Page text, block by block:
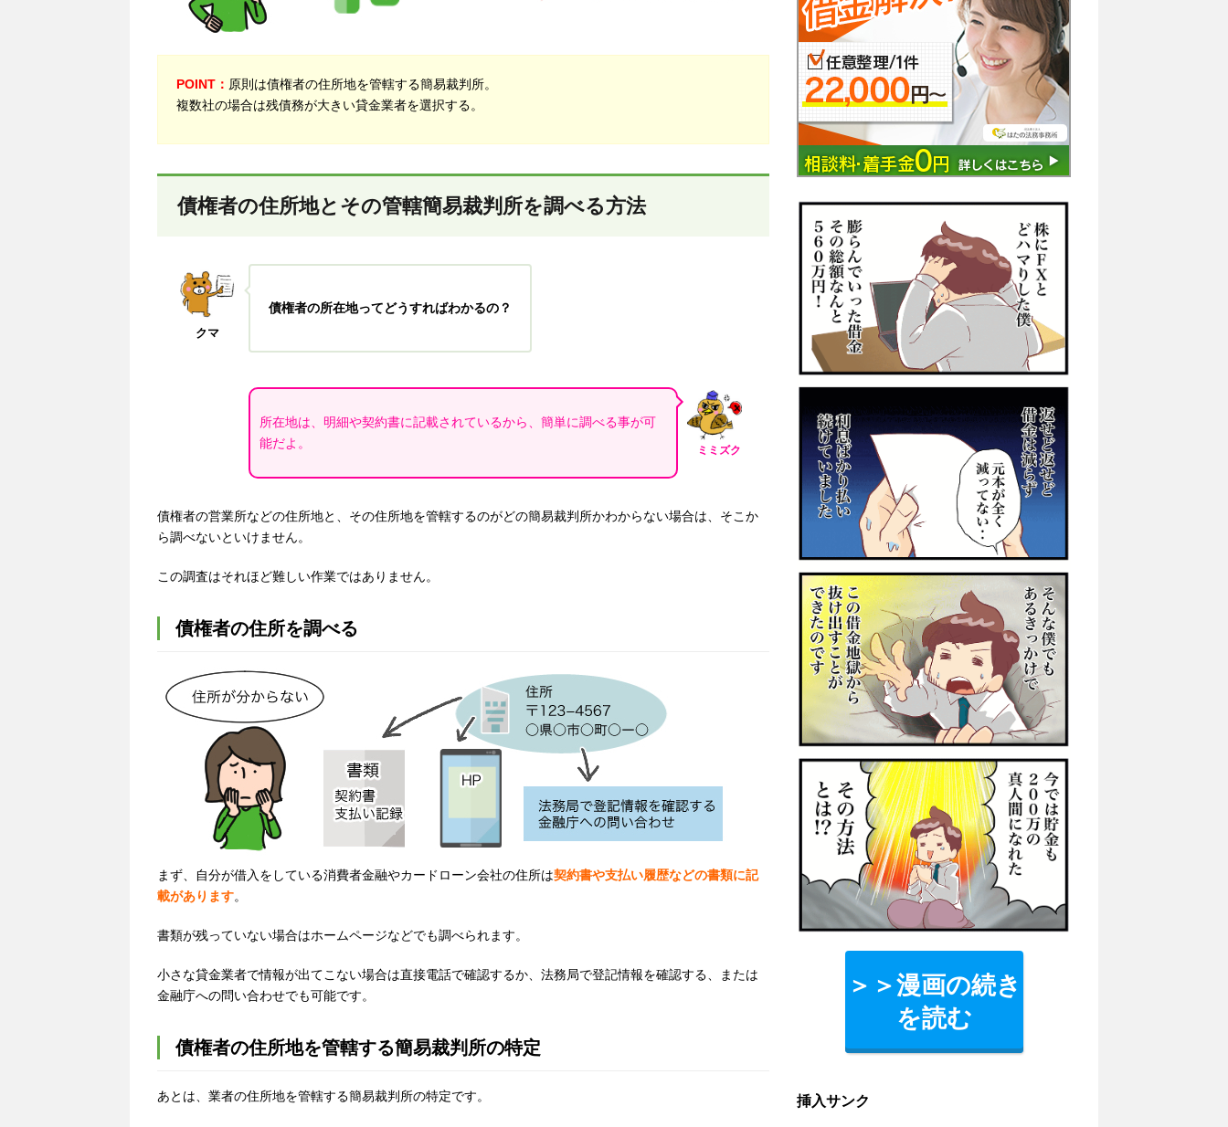
POINT： 原則は債権者の住所地を管轄する簡易裁判所。
複数社の場合は残債務が大きい貸金業者を選択する。
債権者の住所地とその管轄簡易裁判所を調べる方法
クマ
債権者の所在地ってどうすればわかるの？
ミミズク
所在地は、明細や契約書に記載されているから、簡単に調べる事が可
能だよ。
債権者の営業所などの住所地と、その住所地を管轄するのがどの簡易裁判所かわからない場合は、そこか
ら調べないといけません。
この調査はそれほど難しい作業ではありません。
債権者の住所を調べる
まず、自分が借入をしている消費者金融やカードローン会社の住所は契約書や支払い履歴などの書類に記
載があります。
書類が残っていない場合はホームページなどでも調べられます。
小さな貸金業者で情報が出てこない場合は直接電話で確認するか、法務局で登記情報を確認する、または
金融庁への問い合わせでも可能です。
債権者の住所地を管轄する簡易裁判所の特定
あとは、業者の住所地を管轄する簡易裁判所の特定です。
＞＞漫画の続き
を読む
挿入サンク